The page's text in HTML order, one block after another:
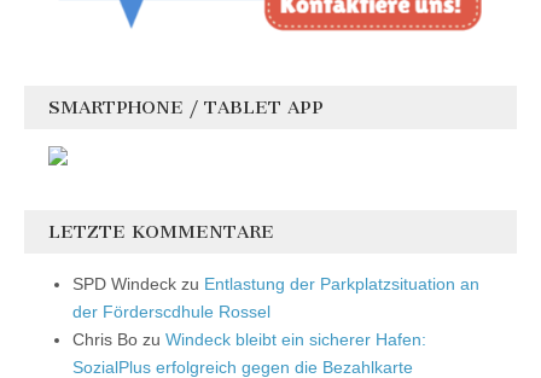
SMARTPHONE / TABLET APP
LETZTE KOMMENTARE
SPD Windeck zu Entlastung der Parkplatzsituation an
der Förderscdhule Rossel
Chris Bo zu Windeck bleibt ein sicherer Hafen:
SozialPlus erfolgreich gegen die Bezahlkarte